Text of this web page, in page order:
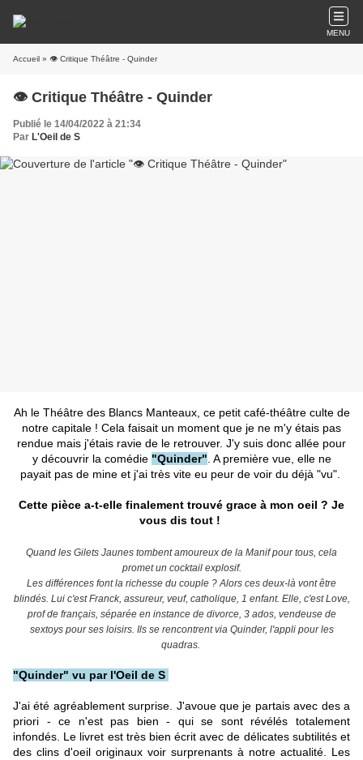
MENU
Accueil » 👁️ Critique Théâtre - Quinder
👁️ Critique Théâtre - Quinder
Publié le 14/04/2022 à 21:34
Par L'Oeil de S
Ah le Théâtre des Blancs Manteaux, ce petit café-théâtre culte de
notre capitale ! Cela faisait un moment que je ne m'y étais pas
rendue mais j'étais ravie de le retrouver. J'y suis donc allée pour
y découvrir la comédie "Quinder" . A première vue, elle ne
payait pas de mine et j'ai très vite eu peur de voir du déjà "vu".
Cette pièce a-t-elle finalement trouvé grace à mon oeil ? Je
vous dis tout !
Quand les Gilets Jaunes tombent amoureux de la Manif pour tous, cela
promet un cocktail explosif.
Les différences font la richesse du couple ? Alors ces deux-là vont être
blindés. Lui c'est Franck, assureur, veuf, catholique, 1 enfant. Elle, c'est Love,
prof de français, séparée en instance de divorce, 3 ados, vendeuse de
sextoys pour ses loisirs. Ils se rencontrent via Quinder, l'appli pour les
quadras.
"Quinder" vu par l'Oeil de S
J'ai été agréablement surprise. J'avoue que je partais avec des a
priori - ce n'est pas bien - qui se sont révélés totalement
infondés. Le livret est très bien écrit avec de délicates subtilités et
des clins d'oeil originaux voir surprenants à notre actualité. Les